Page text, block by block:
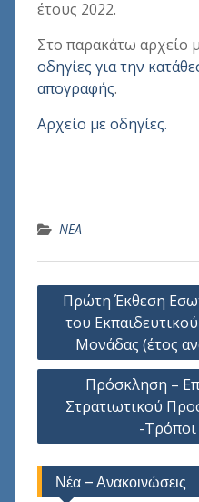
έτους 2022.
Στο παρακάτω αρχείο
οδηγίες για την
απογραφής.
Αρχείο με οδηγίες.
ΝΕΑ
Πλοήγηση
άρθρων
Πρώτη Έκθεση
του
Μονάδας (έτος
Πρόσκληση –
Στρατιωτικού
-Τρόποι
Νέα – Ανακοινώσεις